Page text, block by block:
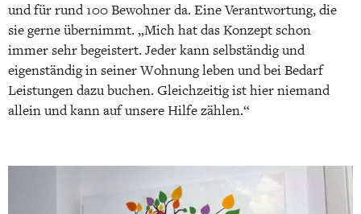
und für rund 100 Bewohner da. Eine Verantwortung, die
sie gerne übernimmt. „Mich hat das Konzept schon
immer sehr begeistert. Jeder kann selbständig und
eigenständig in seiner Wohnung leben und bei Bedarf
Leistungen dazu buchen. Gleichzeitig ist hier niemand
allein und kann auf unsere Hilfe zählen.“